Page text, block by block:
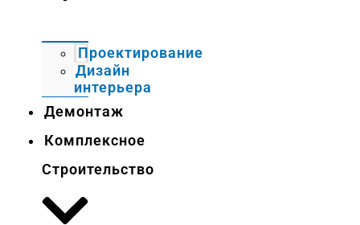
Проектирование
Дизайн
интерьера
Демонтаж
Комплексное
Строительство